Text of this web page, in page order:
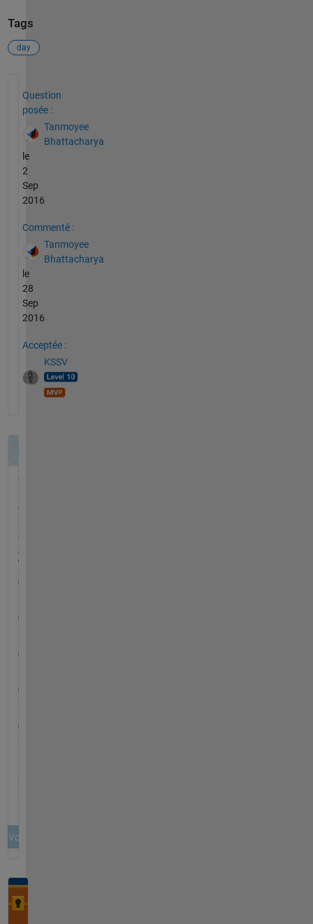
Tags
day
Question
posée :
Tanmoyee
Bhattacharya
le
2
Sep
2016
Commenté :
Tanmoyee
Bhattacharya
le
28
Sep
2016
Acceptée :
KSSV